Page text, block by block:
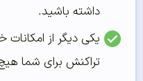
داشته باشید.
یکی دیگر از
تراکنش برای شما